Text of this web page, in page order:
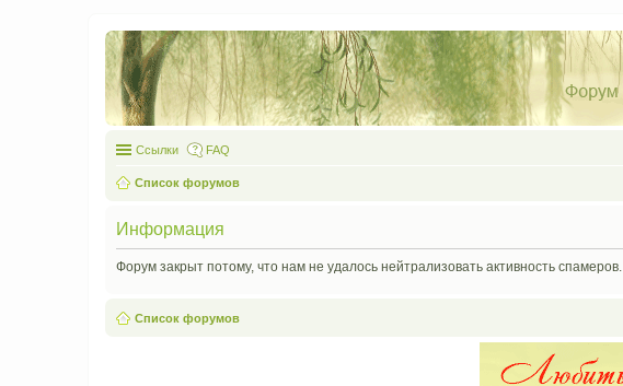
Ссылки FAQ
Список форумов
Информация
Форум закрыт потому, что нам не удалось нейтрализовать активность спамеров.
Список форумов